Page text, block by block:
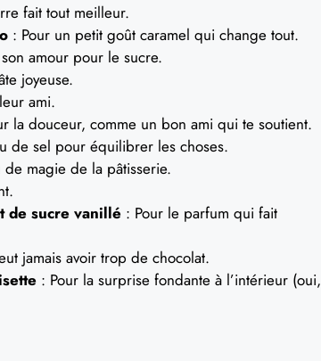
fait tout meilleur.
: Pour un petit goût caramel qui change tout.
amour pour le sucre.
joyeuse.
ami.
la douceur, comme un bon ami qui te soutient.
de sel pour équilibrer les choses.
magie de la pâtisserie.
de sucre vanillé : Pour le parfum qui fait
jamais avoir trop de chocolat.
: Pour la surprise fondante à l’intérieur (oui,